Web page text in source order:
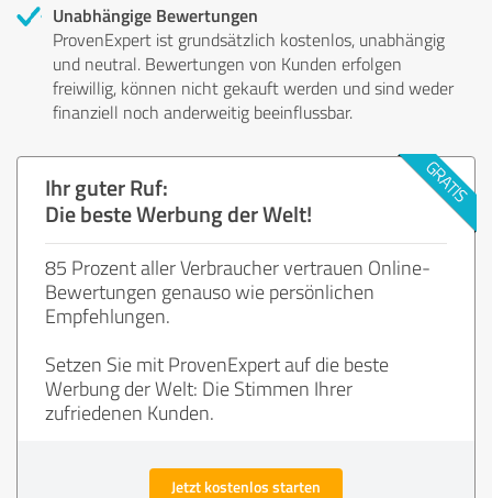
Unabhängige Bewertungen
ProvenExpert ist grundsätzlich kostenlos, unabhängig
und neutral. Bewertungen von Kunden erfolgen
freiwillig, können nicht gekauft werden und sind weder
finanziell noch anderweitig beeinflussbar.
Ihr guter Ruf:
Die beste Werbung der Welt!
85 Prozent aller Verbraucher vertrauen Online-
Bewertungen genauso wie persönlichen
Empfehlungen.
Setzen Sie mit ProvenExpert auf die beste
Werbung der Welt: Die Stimmen Ihrer
zufriedenen Kunden.
Jetzt kostenlos starten